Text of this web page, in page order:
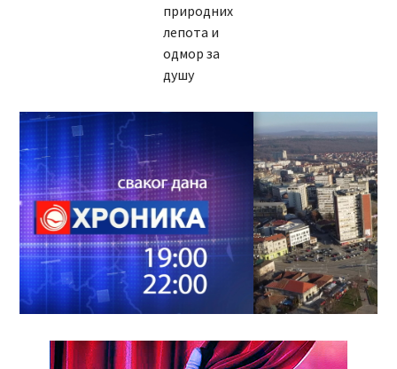
природних
лепота и
одмор за
душу